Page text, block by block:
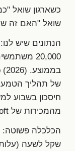
שואל "האם זה
חיסכון בשבוע
מהמכירות של Microsoft.